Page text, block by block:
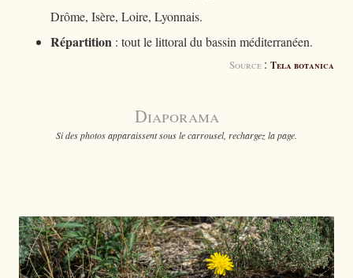
Drôme, Isère, Loire, Lyonnais.
Répartition : tout le littoral du bassin méditerranéen.
Source : Tela botanica
Diaporama
Si des photos apparaissent sous le carrousel, rechargez la page.